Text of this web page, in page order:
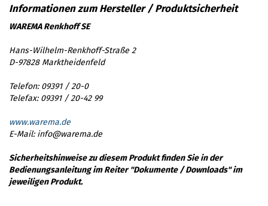
WAREMA Renkhoff SE
Hans-Wilhelm-Renkhoff-Straße 2
D-97828 Marktheidenfeld
Telefon: 09391 / 20-0
Telefax: 09391 / 20-42 99
www.warema.de
E-Mail: info@warema.de
Sicherheitshinweise zu diesem Produkt finden Sie in der
Bedienungsanleitung im Reiter "Dokumente / Downloads" im
jeweiligen Produkt.